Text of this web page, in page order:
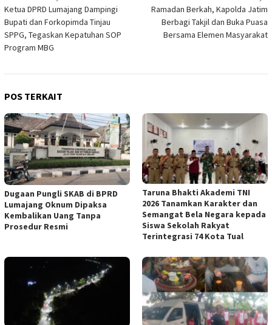
pos
Ketua DPRD Lumajang Dampingi
Bupati dan Forkopimda Tinjau
SPPG, Tegaskan Kepatuhan SOP
Program MBG
Ramadan Berkah, Kapolda Jatim
Berbagi Takjil dan Buka Puasa
Bersama Elemen Masyarakat
POS TERKAIT
Dugaan Pungli SKAB di BPRD
Lumajang Oknum Dipaksa
Kembalikan Uang Tanpa
Prosedur Resmi
Taruna Bhakti Akademi TNI
2026 Tanamkan Karakter dan
Semangat Bela Negara kepada
Siswa Sekolah Rakyat
Terintegrasi 74 Kota Tual